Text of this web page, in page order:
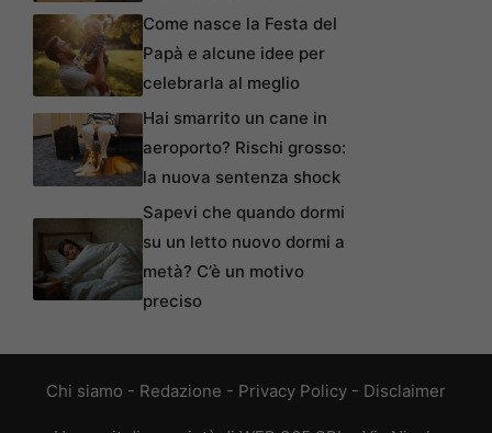
Come nasce la Festa del
Papà e alcune idee per
celebrarla al meglio
Hai smarrito un cane in
aeroporto? Rischi grosso:
la nuova sentenza shock
Sapevi che quando dormi
su un letto nuovo dormi a
metà? C’è un motivo
preciso
Chi siamo - Redazione - Privacy Policy - Disclaimer